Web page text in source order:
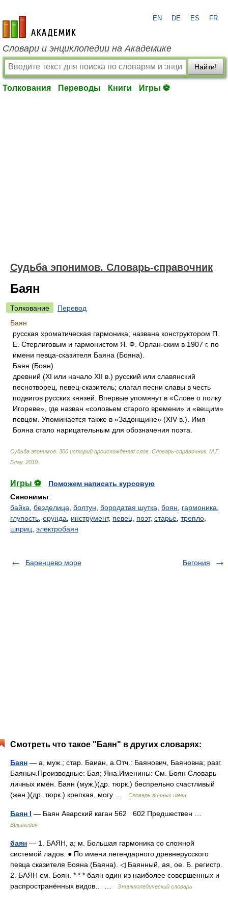
academic.ru
EN DE ES FR
Словари и энциклопедии на Академике
Найти!
Толкования Переводы Книги Игры ⚽
Судьба эпонимов. Словарь-справочник
Баян
Толкование
Перевод
Баян
русская хроматическая гармоника; названа конструктором П.
Е. Стерлиговым и гармонистом Я. Ф. Орлан-ским в 1907 г. по
имени певца-сказителя Баяна (Бояна).
Баян (Боян)
древний (XI или начало XII в.) русский или славянский
песнотворец, певец-сказитель; слагал песни славы в честь
подвигов русских князей. Впервые упомянут в «Слове о полку
Игореве», где назван «соловьем старого времени» и «вещим»
певцом. Упоминается также в «Задонщине» (XIV в.). Имя
Бояна стало нарицательным для обозначения поэта.
Судьба эпонимов. 300 историй происхождения слов. Словарь-справочник. М.Г.
Блау. 2010
Игры ⚽
Поможем написать курсовую
Синонимы:
байка безделица болтун бородатая шутка боян гармоника
глупость ерунда инструмент, певец поэт, старье трепло
шприц электробаян
Баренцево море Бегония
Смотреть что такое "Баян" в других словарях:
Баян — а, муж.; стар. Баиан, а.Отч.: Баянович, Баяновна; разг.
Баяныч.Производные: Бая; Яна.Именины: См. Боян Словарь
личных имён. Баян (муж.)(др. тюрк.) беспрельно счастливый
(жен.)(др. тюрк.) крепкая, могу …
Словарь личных имен
Баян I — Баян Аварский каган 562 602 Предшествен …
Википедия
баян — 1. БАЯН, а; м. Большая гармоника со сложной
системой ладов. ● По имени легендарного древнерусского
певца сказителя Бояна (Баяна). ◁ Баянный, ая, ое. Б. регистр.
2. БАЯН см. Боян. * * * баян один из наиболее совершенных и
распространённых видов… …
Энциклопедический словарь